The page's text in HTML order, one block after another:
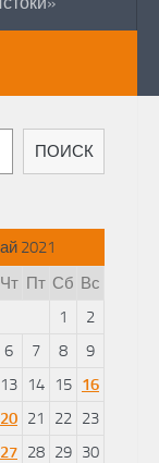
ПОИСК
2021
Чт Пт Сб Вс
1
2
6 7 8
9
13 14 15 16
20 21 22 23
27 28 29 30